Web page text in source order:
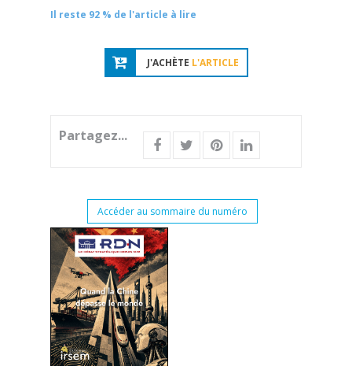
Il reste 92 % de l'article à lire
J'ACHÈTE L'ARTICLE
Partagez...
Accéder au sommaire du numéro